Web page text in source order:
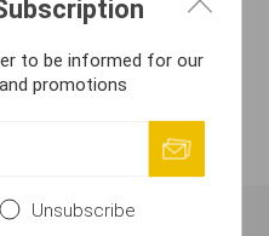
US
to be informed for our
promotions
Unsubscribe